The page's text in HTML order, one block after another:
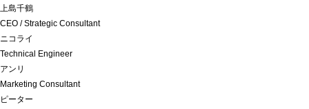
上島千鶴
CEO / Strategic Consultant
ニコライ
Technical Engineer
アンリ
Marketing Consultant
ピーター